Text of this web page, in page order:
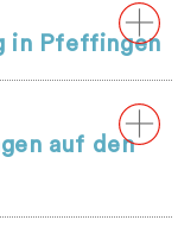
in Pfeffingen
auf den